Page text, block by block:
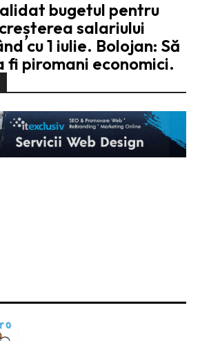
bugetul pentru
salariului
cu 1 iulie. Bolojan: Să
fi piromani economici.